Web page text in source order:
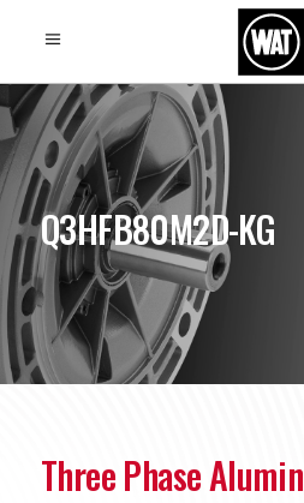
Q3HFB80M2D-KG
Three Phase